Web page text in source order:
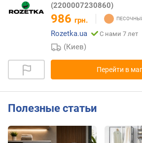
(2200007230860)
986 грн.
Rozetka.ua
С нами 7 лет
(Киев)
Перейти в
Полезные статьи